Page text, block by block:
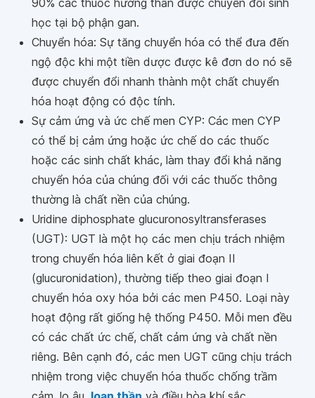
90% các thuốc hướng thần được chuyển đổi sinh
học tại bộ phận gan.
Chuyển hóa: Sự tăng chuyển hóa có thể đưa đến
ngộ độc khi một tiền dược được kê đơn do nó sẽ
được chuyển đổi nhanh thành một chất chuyển
hóa hoạt động có độc tính.
Sự cảm ứng và ức chế men CYP: Các men CYP
có thể bị cảm ứng hoặc ức chế do các thuốc
hoặc các sinh chất khác, làm thay đổi khả năng
chuyển hóa của chúng đối với các thuốc thông
thường là chất nền của chúng.
Uridine diphosphate glucuronosyltransferases
(UGT): UGT là một họ các men chịu trách nhiệm
trong chuyển hóa liên kết ở giai đoạn II
(glucuronidation), thường tiếp theo giai đoạn I
chuyển hóa oxy hóa bởi các men P450. Loại này
hoạt động rất giống hệ thống P450. Mỗi men đều
có các chất ức chế, chất cảm ứng và chất nền
riêng. Bên cạnh đó, các men UGT cũng chịu trách
nhiệm trong việc chuyển hóa thuốc chống trầm